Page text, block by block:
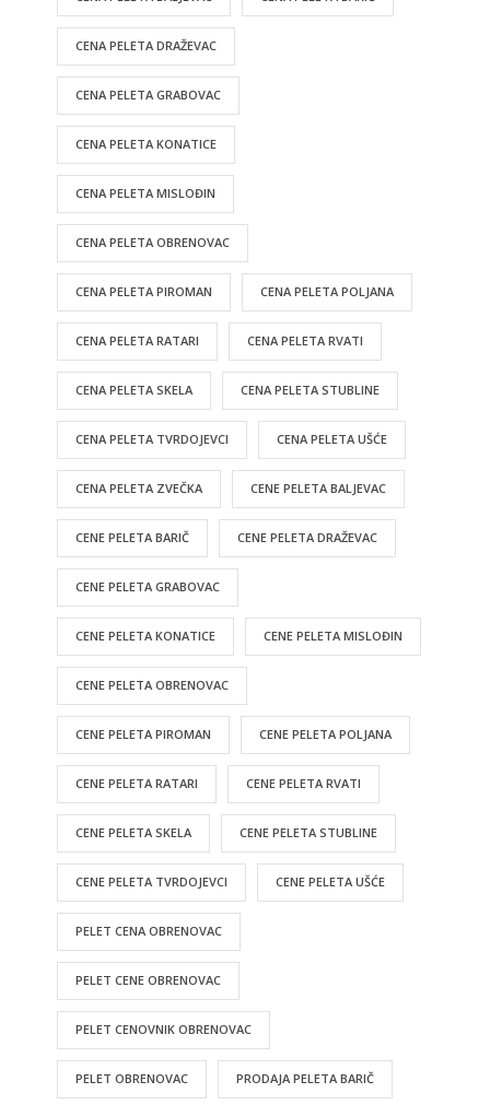
CENA PELETA DRAŽEVAC
CENA PELETA GRABOVAC
CENA PELETA KONATICE
CENA PELETA MISLOĐIN
CENA PELETA OBRENOVAC
CENA PELETA PIROMAN CENA PELETA POLJANA
CENA PELETA RATARI CENA PELETA RVATI
CENA PELETA SKELA CENA PELETA STUBLINE
CENA PELETA TVRDOJEVCI CENA PELETA UŠĆE
CENA PELETA ZVEČKA CENE PELETA BALJEVAC
CENE PELETA BARIČ CENE PELETA DRAŽEVAC
CENE PELETA GRABOVAC
CENE PELETA KONATICE CENE PELETA MISLOĐIN
CENE PELETA OBRENOVAC
CENE PELETA PIROMAN CENE PELETA POLJANA
CENE PELETA RATARI CENE PELETA RVATI
CENE PELETA SKELA CENE PELETA STUBLINE
CENE PELETA TVRDOJEVCI CENE PELETA UŠĆE
PELET CENA OBRENOVAC
PELET CENE OBRENOVAC
PELET CENOVNIK OBRENOVAC
PELET OBRENOVAC PRODAJA PELETA BARIČ